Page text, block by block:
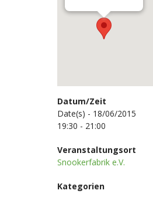
Datum/Zeit
Date(s) - 18/06/2015
19:30 - 21:00
Veranstaltungsort
Snookerfabrik e.V.
Kategorien